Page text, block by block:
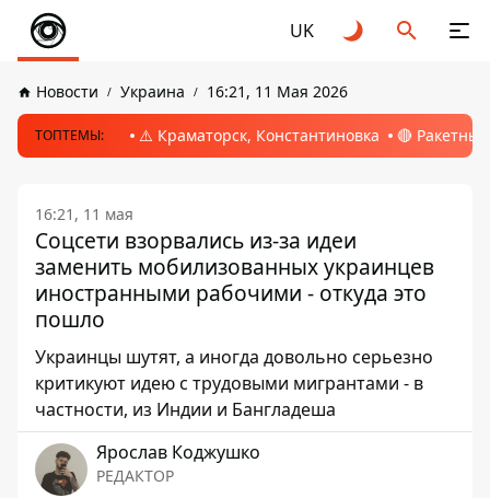
UK
Новости Украина 16:21, 11 Мая 2026
ТОПТЕМЫ: ⚠️ Краматорск, Константиновка 🔴
16:21, 11 мая
Соцсети взорвались из-за идеи
заменить мобилизованных украинцев
иностранными рабочими - откуда это
пошло
Украинцы шутят, а иногда довольно серьезно
критикуют идею с трудовыми мигрантами - в
частности, из Индии и Бангладеша
Ярослав Коджушко
РЕДАКТОР